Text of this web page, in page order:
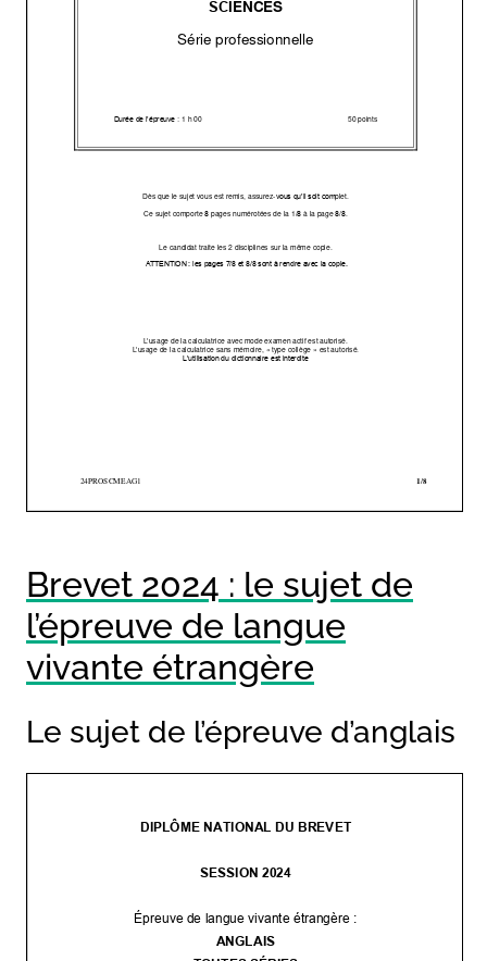
Brevet 2024 : le sujet de
l’épreuve de langue
vivante étrangère
Le sujet de l’épreuve d’anglais